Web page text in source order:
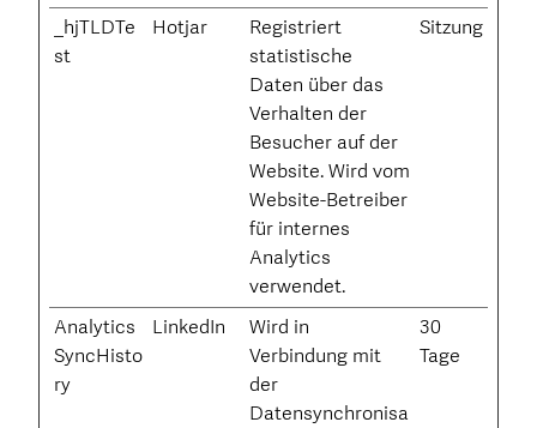
_hjTLDTe
st
Hotjar
Registriert
statistische
Daten über das
Verhalten der
Besucher auf der
Website. Wird vom
Website-Betreiber
für internes
Analytics
verwendet.
Sitzung
Analytics
SyncHisto
ry
LinkedIn
Wird in
Verbindung mit
der
Datensynchronisa
30
Tage